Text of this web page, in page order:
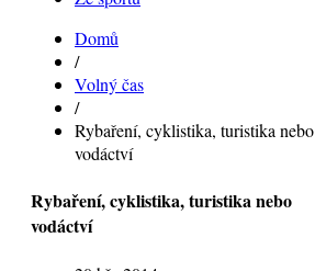
Domů
/
Volný čas
/
Rybaření, cyklistika, turistika nebo
vodáctví
Rybaření, cyklistika, turistika nebo
vodáctví